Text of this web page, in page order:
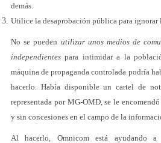
demás.
Utilice la desaprobación pública para ignorar
No se pueden utilizar unos medios de
independientes para intimidar a la
máquina de propaganda controlada podría
hacerlo. Había disponible un cartel de
representada por MG-OMD, se le
y sin concesiones en el campo de la
Al hacerlo, Omnicom está ayudando